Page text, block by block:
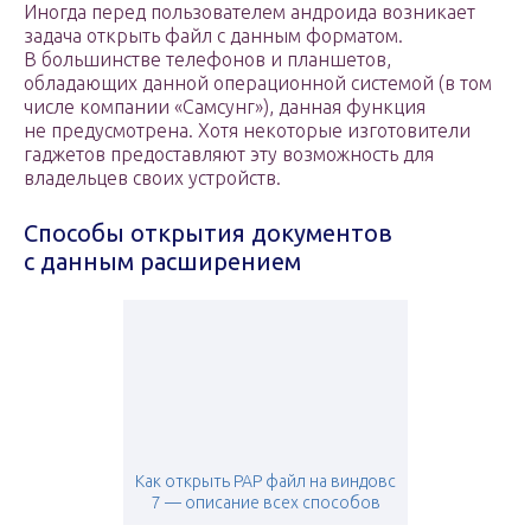
Иногда перед пользователем андроида возникает
задача открыть файл с данным форматом.
В большинстве телефонов и планшетов,
обладающих данной операционной системой (в том
числе компании «Самсунг»), данная функция
не предусмотрена. Хотя некоторые изготовители
гаджетов предоставляют эту возможность для
владельцев своих устройств.
Способы открытия документов
с данным расширением
Как открыть PAP файл на виндовс
7 — описание всех способов